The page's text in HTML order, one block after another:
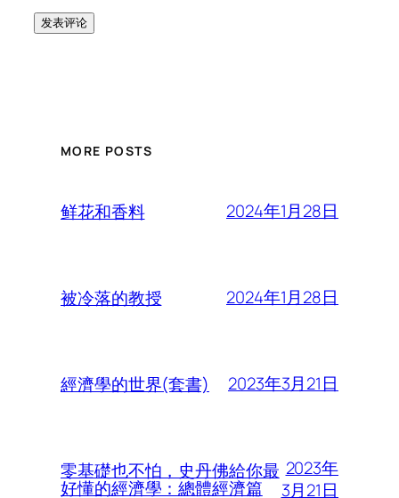
MORE POSTS
鲜花和香料 2024年1月28日
被冷落的教授 2024年1月28日
經濟學的世界(套書) 2023年3月21日
零基礎也不怕，史丹佛給你最
好懂的經濟學：總體經濟篇
2023年
3月21日